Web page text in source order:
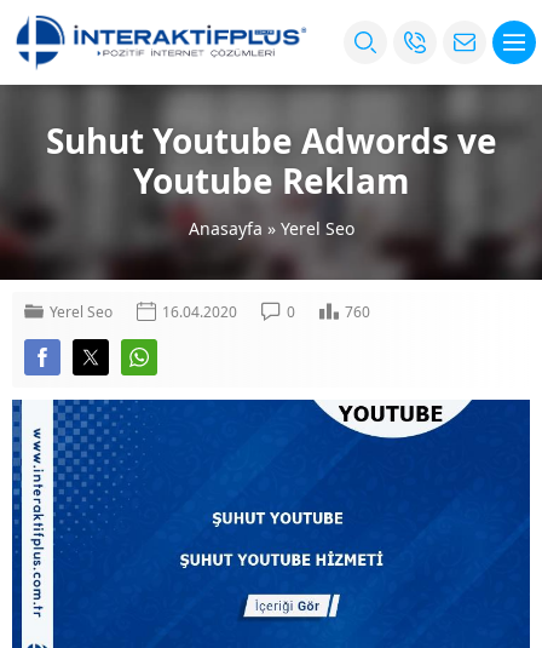
Suhut Youtube Adwords ve
Youtube Reklam
Anasayfa » Yerel Seo
Yerel Seo 16.04.2020 0 760